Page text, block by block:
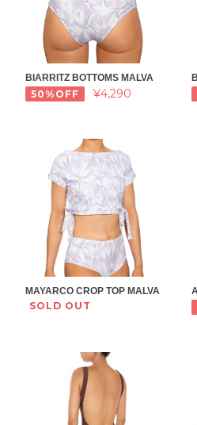
BIARRITZ BOTTOMS MALVA
50%OFF ¥4,290
MAYARCO CROP TOP MALVA
SOLD OUT